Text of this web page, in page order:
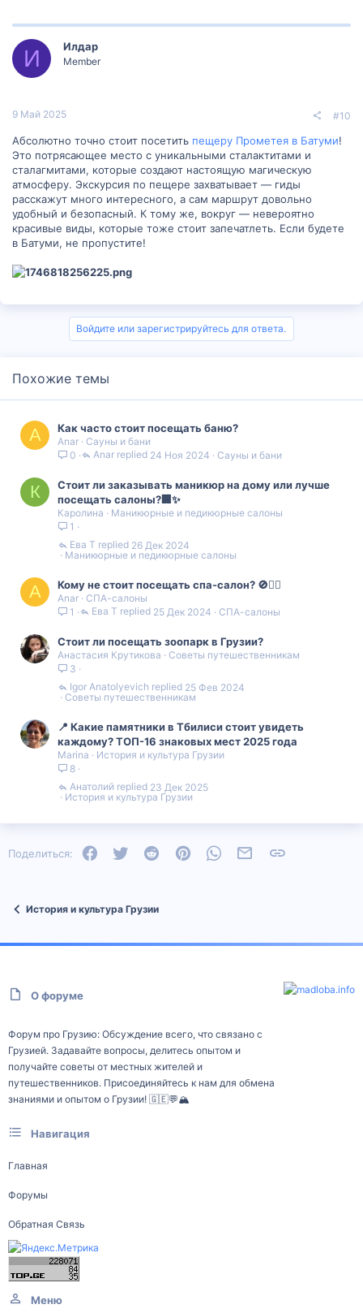
И Илдар
Member
9 Май 2025 #10
Абсолютно точно стоит посетить пещеру Прометея в Батуми!
Это потрясающее место с уникальными сталактитами и
сталагмитами, которые создают настоящую магическую
атмосферу. Экскурсия по пещере захватывает — гиды
расскажут много интересного, а сам маршрут довольно
удобный и безопасный. К тому же, вокруг — невероятно
красивые виды, которые тоже стоит запечатлеть. Если будете
в Батуми, не пропустите!
Войдите или зарегистрируйтесь для ответа.
Похожие темы
A Как часто стоит посещать баню?
Anar Сауны и бани
0
Сауны и бани
24 Ноя 2024
Anar
К
Стоит ли заказывать маникюр на дому или лучше
посещать салоны?🏢✨
Каролина
Маникюрные и педикюрные салоны
1
Маникюрные и педикюрные салоны
26 Дек 2024
Ева Т
A Кому не стоит посещать спа-салон? 🚫💆‍♀️
Anar СПА-салоны
1
СПА-салоны
25 Дек 2024
Ева Т
Стоит ли посещать зоопарк в Грузии?
Анастасия Крутикова
Советы путешественникам
3
Советы путешественникам
25 Фев 2024
Igor Anatolyevich
📍 Какие памятники в Тбилиси стоит увидеть
каждому? ТОП-16 знаковых мест 2025 года
Marina
История и культура Грузии
8
История и культура Грузии
23 Дек 2025
Анатолий
Поделиться: FacebookTwitter Reddit PinterestWhatsAppЭлектронная почта
История и культура Грузии
О форуме
Форум про Грузию: Обсуждение всего, что связано с
Грузией. Задавайте вопросы, делитесь опытом и
получайте советы от местных жителей и
путешественников. Присоединяйтесь к нам для обмена
знаниями и опытом о Грузии! 🇬🇪💬🏔️
Навигация
Главная
Форумы
Обратная Связь
Меню